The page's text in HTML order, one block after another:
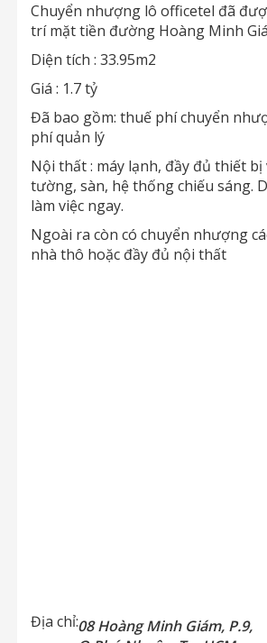
Chuyển nhượng lô officetel đã
trí mặt tiền đường Hoàng Minh
Diện tích : 33.95m2
Giá : 1.7 tỷ
Đã bao gồm: thuế phí chuyển
phí quản lý
Nội thất : máy lạnh, đầy đủ thiết bị
tường, sàn, hệ thống chiếu sáng.
làm việc ngay.
Ngoài ra còn có chuyển nhượng
nhà thô hoặc đầy đủ nội thất
Địa chỉ:08 Hoàng Minh Giám, P.9,